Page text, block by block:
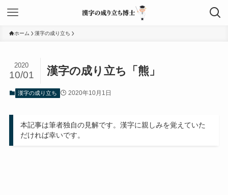
ホーム 漢字の成り立ち
漢字の成り立ち「熊」
2020
10/01
漢字の成り立ち 2020年10月1日
本記事は筆者独自の見解です。漢字に親しみを覚えていた
だければ幸いです。